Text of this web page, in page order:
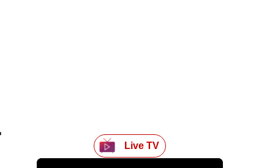
Live TV